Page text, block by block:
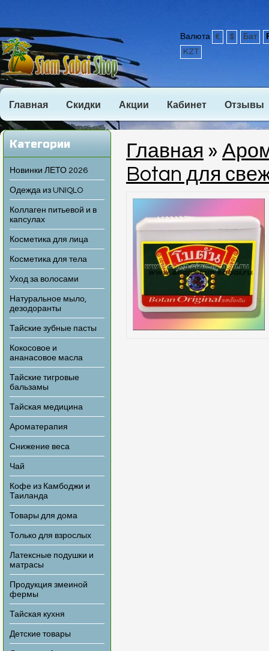
Валюта € $ Бат
KZT
Главная Скидки Акции Кабинет Отзывы
Категории
Новинки ЛЕТО 2026
Одежда из UNIQLO
Коллаген питьевой и в
капсулах
Косметика для лица
Косметика для тела
Уход за волосами
Натуральное мыло,
дезодоранты
Тайские зубные пасты
Кокосовое и
ананасовое масла
Тайские тигровые
бальзамы
Тайская медицина
Ароматерапия
Снижение веса
Чай
Кофе из Камбоджи и
Таиланда
Товары для дома
Только для взрослых
Латексные подушки и
матрасы
Продукция змеиной
фермы
Тайская кухня
Детские товары
Главная »
Botan для